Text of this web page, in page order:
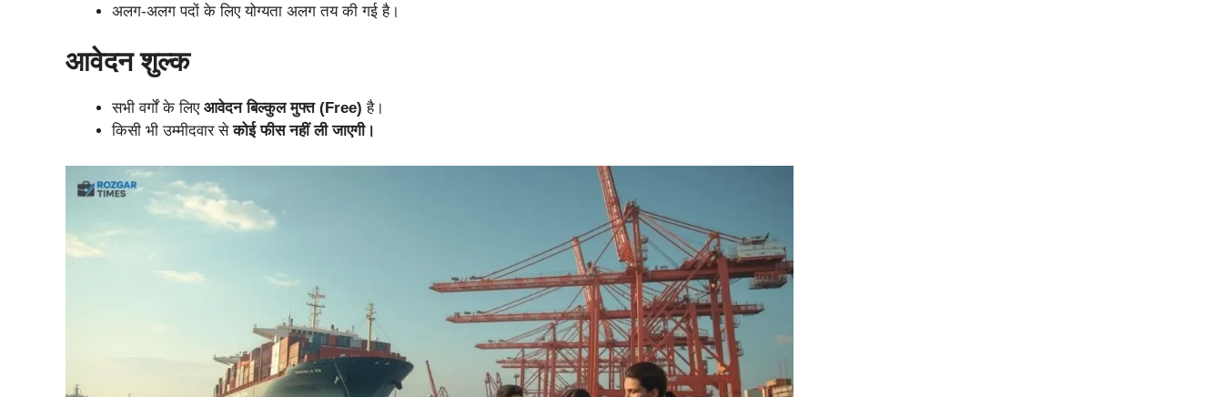
अलग-अलग पदों के लिए योग्यता अलग तय की गई है।
आवेदन शुल्क
सभी वर्गों के लिए आवेदन बिल्कुल मुफ्त (Free) है।
किसी भी उम्मीदवार सेकोई फीस नहीं ली जाएगी।